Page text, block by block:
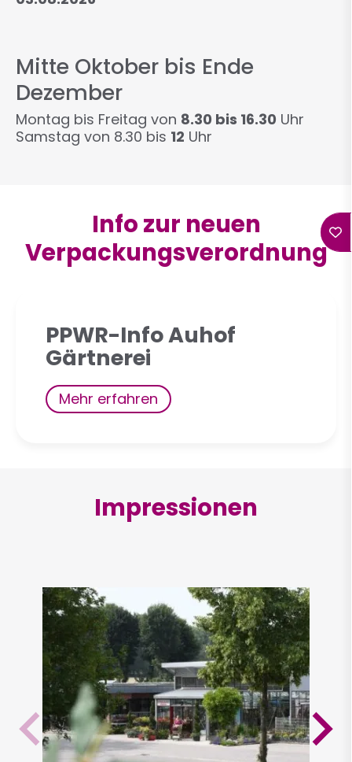
Mitte Oktober bis Ende
Dezember
Montag bis Freitag von 8.30 bis 16.30 Uhr
Samstag von 8.30 bis 12 Uhr
Info zur neuen
Verpackungsverordnung
PPWR-Info Auhof
Gärtnerei
Mehr erfahren
Impressionen